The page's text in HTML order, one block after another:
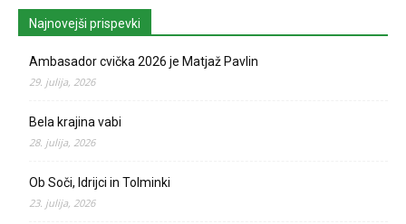
Najnovejši prispevki
Ambasador cvička 2026 je Matjaž Pavlin
29. julija, 2026
Bela krajina vabi
28. julija, 2026
Ob Soči, Idrijci in Tolminki
23. julija, 2026